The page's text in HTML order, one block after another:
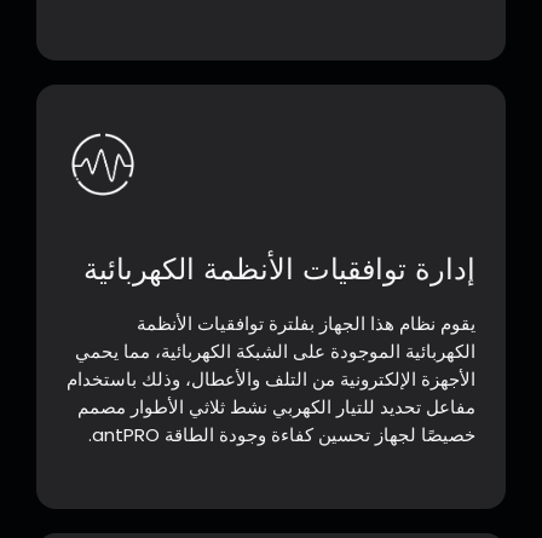
إدارة توافقيات الأنظمة الكهربائية
يقوم نظام هذا الجهاز بفلترة توافقيات الأنظمة
الكهربائية الموجودة على الشبكة الكهربائية، مما يحمي
الأجهزة الإلكترونية من التلف والأعطال، وذلك باستخدام
مفاعل تحديد للتيار الكهربي نشط ثلاثي الأطوار مصمم
خصيصًا لجهاز تحسين كفاءة وجودة الطاقة antPRO.